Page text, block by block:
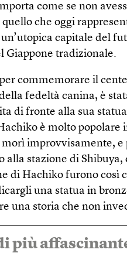
come se non
che oggi
capitale del
Giappone tradizionale.
commemorare il
fedeltà canina, è
di fronte alla sua
è molto popolare
morì improvvisamente, e
alla stazione di
di Hachiko furono così
una statua in
una storia che non
più